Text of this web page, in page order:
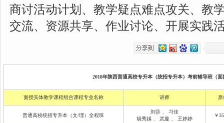
商讨活动计划、教学疑点难点攻关、教
交流、资源共享、作业讨论、开展实践
2018年陕西普通高校专升本（统招专升本）考前辅导班（
面授实体教学课程组合课程专业名称 讲师
普通高校统招专升本（文/理）全程班
刘莎
习佳
胡秀娟
武曼 王婷婷
￥